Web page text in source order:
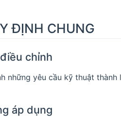
ĐỊNH CHUNG
chỉnh
những yêu cầu kỹ thuật thành
áp dụng